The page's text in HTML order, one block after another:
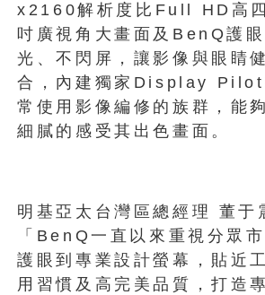
x2160解析度比Full HD高
吋廣視角大畫面及BenQ護
光、不閃屏，讓影像與眼睛
合，內建獨家Display Pilot
常使用影像編修的族群，能
細膩的感受其出色畫面。
明基亞太台灣區總經理 董于
「BenQ一直以來重視分眾
護眼到專業設計螢幕，貼近
用習慣及高完美品質，打造